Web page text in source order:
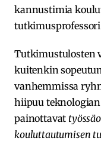
kannustimia
tutkimusprofessori
Tutkimustulosten
kuitenkin
vanhemmissa
hiipuu
painottavat
kouluttautumisen